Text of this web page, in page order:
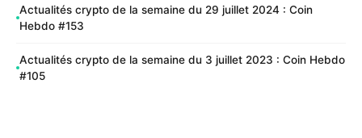
Actualités crypto de la semaine du 29 juillet 2024 : Coin
Hebdo #153
Actualités crypto de la semaine du 3 juillet 2023 : Coin Hebdo
#105